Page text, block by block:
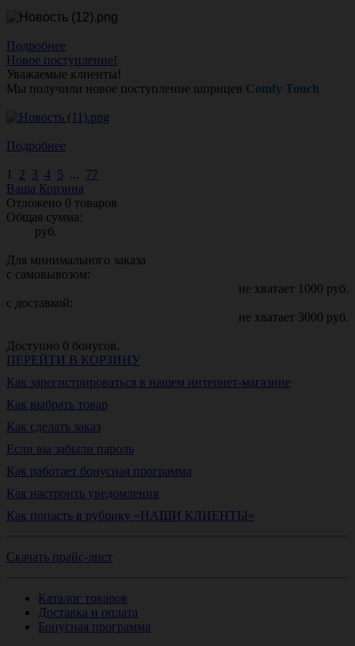
Подробнее
Новое поступление!
Уважаемые клиенты!
Мы получили новое поступление шприцев Comfy Touch
Подробнее
1 2 3 4 5 ... 77
Ваша Корзина
Отложено 0 товаров
Общая сумма:
руб.
Для минимального заказа
с самовывозом:
не хватает 1000 руб.
с доставкой:
не хватает 3000 руб.
Доступно 0 бонусов.
ПЕРЕЙТИ В КОРЗИНУ
Как зарегистрироваться в нашем интернет-магазине
Как выбрать товар
Как сделать заказ
Если вы забыли пароль
Как работает бонусная программа
Как настроить уведомления
Как попасть в рубрику «НАШИ КЛИЕНТЫ»
Скачать прайс-лист
Каталог товаров
Доставка и оплата
Бонусная программа